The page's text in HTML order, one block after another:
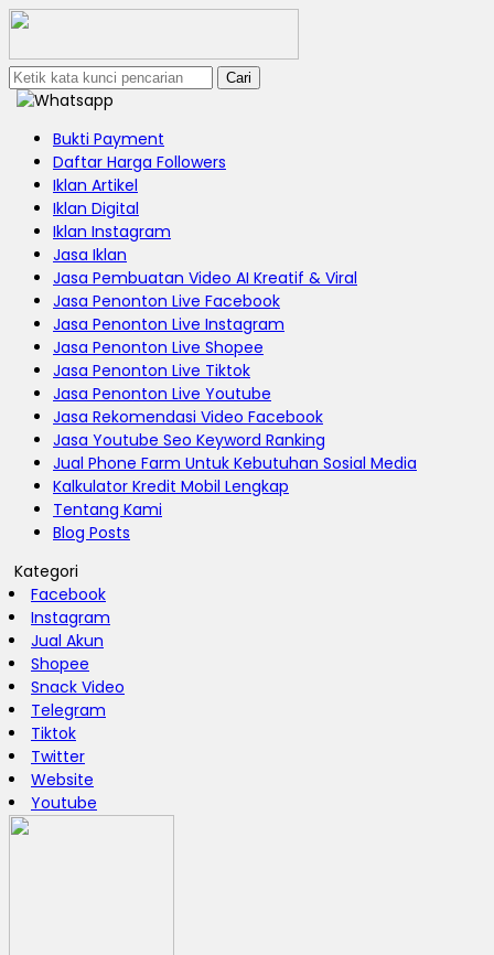
Cari
Bukti Payment
Daftar Harga Followers
Iklan Artikel
Iklan Digital
Iklan Instagram
Jasa Iklan
Jasa Pembuatan Video AI Kreatif & Viral
Jasa Penonton Live Facebook
Jasa Penonton Live Instagram
Jasa Penonton Live Shopee
Jasa Penonton Live Tiktok
Jasa Penonton Live Youtube
Jasa Rekomendasi Video Facebook
Jasa Youtube Seo Keyword Ranking
Jual Phone Farm Untuk Kebutuhan Sosial Media
Kalkulator Kredit Mobil Lengkap
Tentang Kami
Blog Posts
Kategori
Facebook
Instagram
Jual Akun
Shopee
Snack Video
Telegram
Tiktok
Twitter
Website
Youtube